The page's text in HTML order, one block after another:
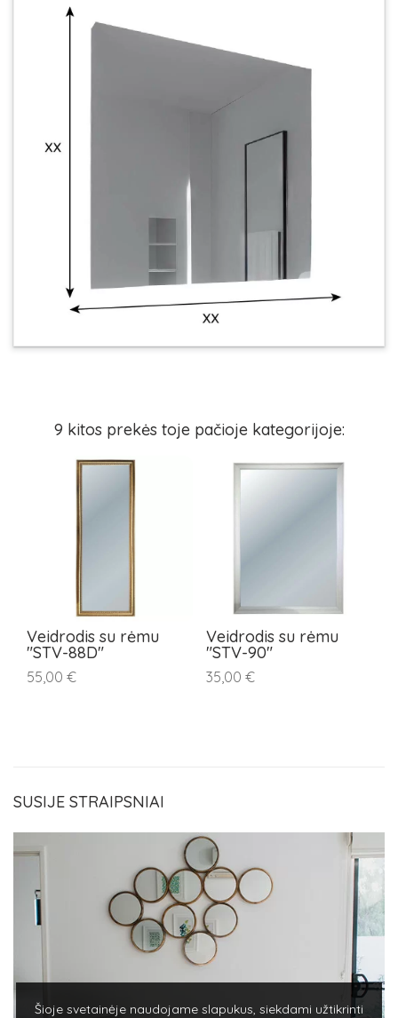
9 kitos prekės toje pačioje kategorijoje:
Veidrodis su rėmu
"STV-88D"
55,00 €
Veidrodis su rėmu
"STV-90"
35,00 €
SUSIJE STRAIPSNIAI
Šioje svetainėje naudojame slapukus, siekdami užtikrinti